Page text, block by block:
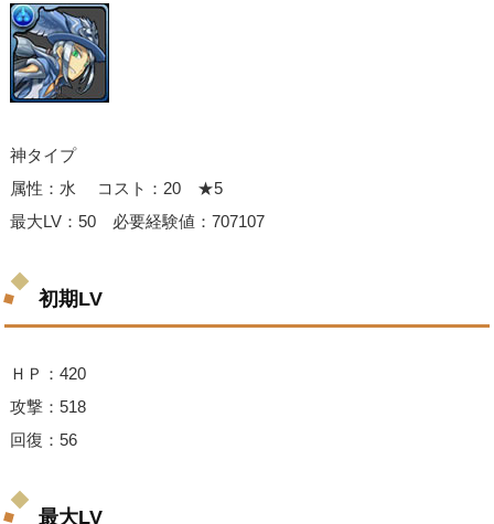
神タイプ
属性：水 コスト：20 ★5
最大LV：50 必要経験値：707107
初期LV
ＨＰ：420
攻撃：518
回復：56
最大LV